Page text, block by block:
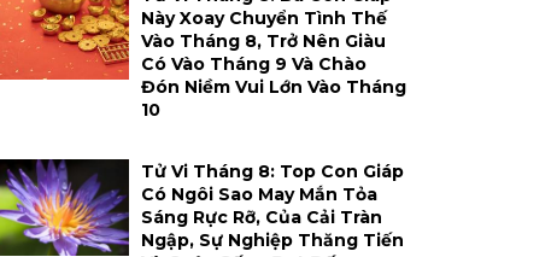
Này Xoay Chuyển Tình Thế
Vào Tháng 8, Trở Nên Giàu
Có Vào Tháng 9 Và Chào
Đón Niềm Vui Lớn Vào Tháng
10
Tử Vi Tháng 8: Top Con Giáp
Có Ngôi Sao May Mắn Tỏa
Sáng Rực Rỡ, Của Cải Tràn
Ngập, Sự Nghiệp Thăng Tiến